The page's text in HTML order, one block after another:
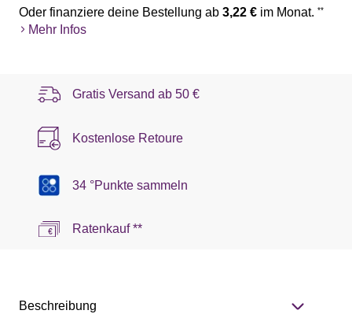
Oder finanziere deine Bestellung ab 3,22 € im Monat. **
Mehr Infos
Gratis Versand ab 50 €
Kostenlose Retoure
34 °Punkte sammeln
Ratenkauf **
Beschreibung